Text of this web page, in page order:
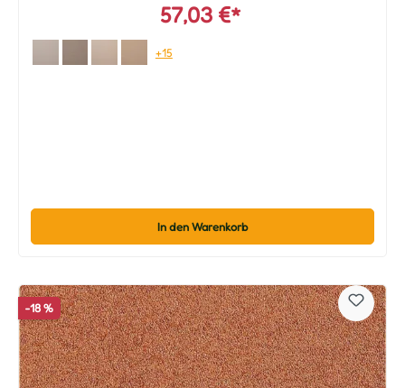
57,03 €*
+15
In den Warenkorb
-18 %